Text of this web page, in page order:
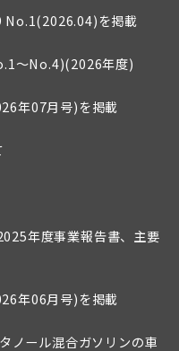
No.1(2026.04)を掲載
～No.4)(2026年度)
年07月号)を掲載
年度事業報告書、主要
年06月号)を掲載
ノール混合ガソリンの車